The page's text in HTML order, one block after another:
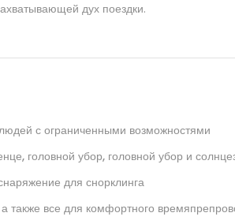
дух поездки.
с ограниченными возможностями
головной убор, головной убор и
для снорклинга
также все для комфортного